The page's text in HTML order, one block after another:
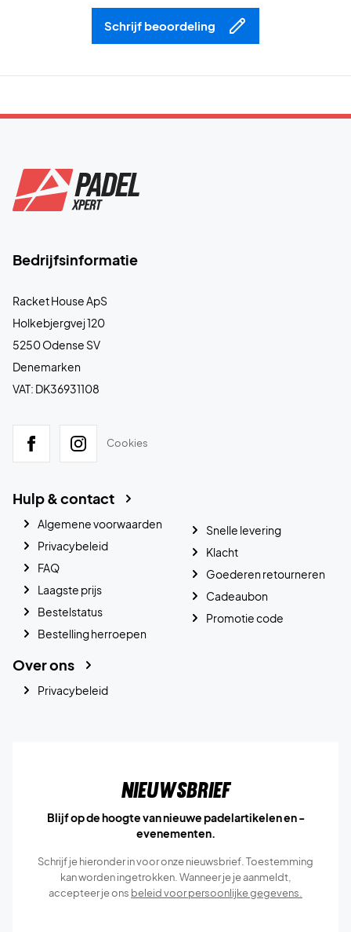
Schrijf beoordeling
Bedrijfsinformatie
Racket House ApS
Holkebjergvej 120
5250 Odense SV
Denemarken
VAT: DK36931108
Cookies
Hulp & contact
Algemene voorwaarden
Privacybeleid
FAQ
Laagste prijs
Bestelstatus
Bestelling herroepen
Snelle levering
Klacht
Goederen retourneren
Cadeaubon
Promotie code
Over ons
Privacybeleid
Nieuwsbrief
Blijf op de hoogte van nieuwe padelartikelen en -
evenementen.
Schrijf je hieronder in voor onze nieuwsbrief. Toestemming
kan worden ingetrokken. Wanneer je je aanmeldt,
accepteer je ons beleid voor persoonlijke gegevens.